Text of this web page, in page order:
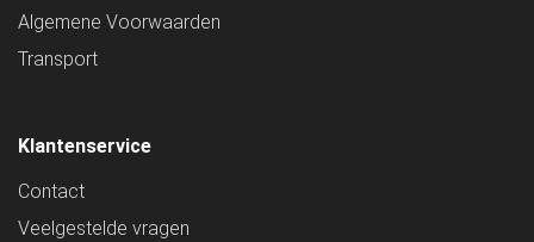
Algemene Voorwaarden
Transport
Klantenservice
Contact
Veelgestelde vragen